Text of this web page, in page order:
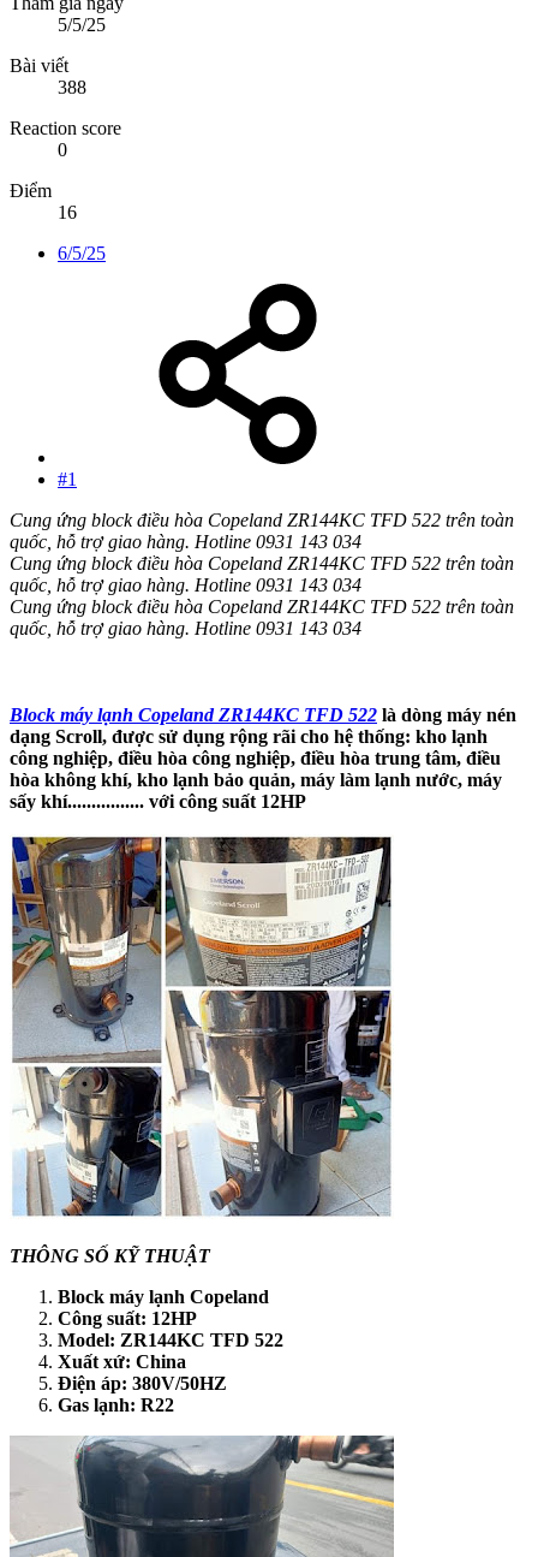
5/5/25
Bài viết
388
Reaction score
0
Điểm
16
6/5/25
#1
Cung ứng block điều hòa Copeland ZR144KC TFD 522 trên toàn
quốc, hỗ trợ giao hàng. Hotline 0931 143 034
Cung ứng block điều hòa Copeland ZR144KC TFD 522 trên toàn
quốc, hỗ trợ giao hàng. Hotline 0931 143 034
Cung ứng block điều hòa Copeland ZR144KC TFD 522 trên toàn
quốc, hỗ trợ giao hàng. Hotline 0931 143 034
Block máy lạnh Copeland ZR144KC TFD 522 là dòng máy nén
dạng Scroll, được sử dụng rộng rãi cho hệ thống: kho lạnh
công nghiệp, điều hòa công nghiệp, điều hòa trung tâm, điều
hòa không khí, kho lạnh bảo quản, máy làm lạnh nước, máy
sấy khí................ với công suất 12HP
THÔNG SỐ KỸ THUẬT
Block máy lạnh Copeland
Công suất: 12HP
Model: ZR144KC TFD 522
Xuất xứ: China
Điện áp: 380V/50HZ
Gas lạnh: R22